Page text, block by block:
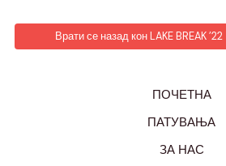
Врати се назад кон LAKE BREAK ’22
ПОЧЕТНА
ПАТУВАЊА
ЗА НАС